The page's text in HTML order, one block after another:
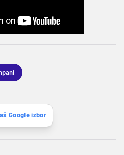
Google izbor